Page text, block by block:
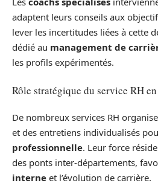
adaptent leurs conseils aux
lever les incertitudes liées à cette
dédié au management de
les profils expérimentés.
Rôle stratégique du service RH
De nombreux services RH
et des entretiens individualisés
professionnelle. Leur force
des ponts inter-départements,
interne et l’évolution de carrière.